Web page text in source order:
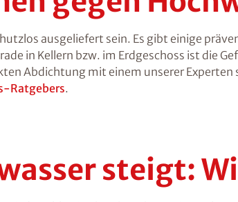
ausgeliefert sein. Es gibt einige
in Kellern bzw. im Erdgeschoss ist die
Abdichtung mit einem unserer
Ratgebers.
steigt: